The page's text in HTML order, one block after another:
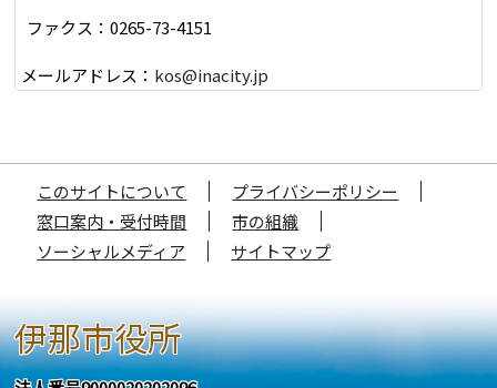
ファクス：0265-73-4151
メールアドレス： kos@inacity.jp
このサイトについて
プライバシーポリシー
窓口案内・受付時間
市の組織
ソーシャルメディア
サイトマップ
伊那市役所